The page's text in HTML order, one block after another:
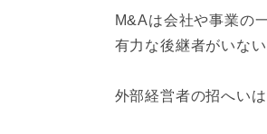
M&Aは会社や事業の
有力な後継者がいな
外部経営者の招へい